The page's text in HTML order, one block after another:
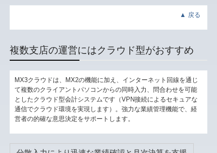
▲ 戻る
複数支店の運営にはクラウド型がおすすめ
MX3クラウドは、MX2の機能に加え、インターネット回線を通じ
て複数のクライアントパソコンからの同時入力、問合わせを可能
としたクラウド型会計システムです（VPN接続によるセキュアな
通信でクラウド環境を実現します）。強力な業績管理機能で、経
営者の的確な意思決定をサポートします。